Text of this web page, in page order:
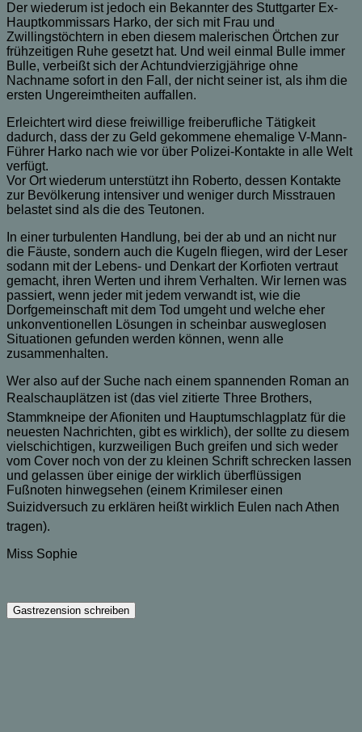
Der wiederum ist jedoch ein Bekannter des Stuttgarter Ex-
Hauptkommissars Harko, der sich mit Frau und
Zwillingstöchtern in eben diesem malerischen Örtchen zur
frühzeitigen Ruhe gesetzt hat. Und weil einmal Bulle immer
Bulle, verbeißt sich der Achtundvierzigjährige ohne
Nachname sofort in den Fall, der nicht seiner ist, als ihm die
ersten Ungereimtheiten auffallen.
Erleichtert wird diese freiwillige freiberufliche Tätigkeit
dadurch, dass der zu Geld gekommene ehemalige V-Mann-
Führer Harko nach wie vor über Polizei-Kontakte in alle Welt
verfügt.
Vor Ort wiederum unterstützt ihn Roberto, dessen Kontakte
zur Bevölkerung intensiver und weniger durch Misstrauen
belastet sind als die des Teutonen.
In einer turbulenten Handlung, bei der ab und an nicht nur
die Fäuste, sondern auch die Kugeln fliegen, wird der Leser
sodann mit der Lebens- und Denkart der Korfioten vertraut
gemacht, ihren Werten und ihrem Verhalten. Wir lernen was
passiert, wenn jeder mit jedem verwandt ist, wie die
Dorfgemeinschaft mit dem Tod umgeht und welche eher
unkonventionellen Lösungen in scheinbar ausweglosen
Situationen gefunden werden können, wenn alle
zusammenhalten.
Wer also auf der Suche nach einem spannenden Roman an
Realschauplätzen ist (das viel zitierte Three Brothers,
Stammkneipe der Afioniten und Hauptumschlagplatz für die
neuesten Nachrichten, gibt es wirklich), der sollte zu diesem
vielschichtigen, kurzweiligen Buch greifen und sich weder
vom Cover noch von der zu kleinen Schrift schrecken lassen
und gelassen über einige der wirklich überflüssigen
Fußnoten hinwegsehen (einem Krimileser einen
Suizidversuch zu erklären heißt wirklich Eulen nach Athen
tragen).
Miss Sophie